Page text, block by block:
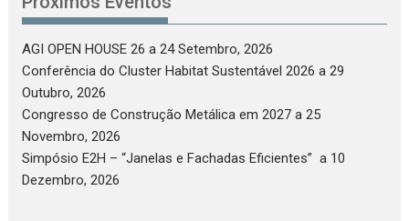
AGI OPEN HOUSE 26 a 24 Setembro, 2026
Conferência do Cluster Habitat Sustentável 2026 a 29
Outubro, 2026
Congresso de Construção Metálica em 2027 a 25
Novembro, 2026
Simpósio E2H – “Janelas e Fachadas Eficientes” a 10
Dezembro, 2026